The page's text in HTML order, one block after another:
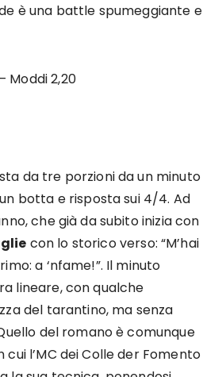
è una battle spumeggiante e
Moddi 2,20
da tre porzioni da un minuto
botta e risposta sui 4/4. Ad
che già da subito inizia con
con lo storico verso: “M’hai
a ‘nfame!”. Il minuto
lineare, con qualche
del tarantino, ma senza
del romano è comunque
cui l’MC dei Colle der Fomento